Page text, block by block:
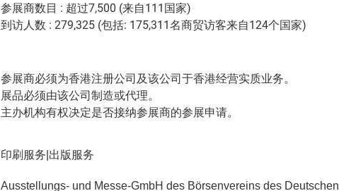
参展商数目 : 超过7,500 (来自111国家)
到访人数 : 279,325 (包括: 175,311名商贸访客来自124个国家)
参展商必须为香港注册公司及该公司于香港经营实质业务。
展品必须由该公司制造或代理。
主办机构有权决定是否接纳参展商的参展申请。
印刷服务|出版服务
Ausstellungs- und Messe-GmbH des Börsenvereins des Deutschen